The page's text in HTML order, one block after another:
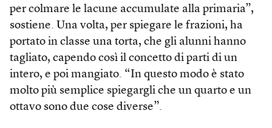
per colmare le lacune accumulate alla primaria”,
sostiene. Una volta, per spiegare le frazioni, ha
portato in classe una torta, che gli alunni hanno
tagliato, capendo così il concetto di parti di un
intero, e poi mangiato. “In questo modo è stato
molto più semplice spiegargli che un quarto e un
ottavo sono due cose diverse”.